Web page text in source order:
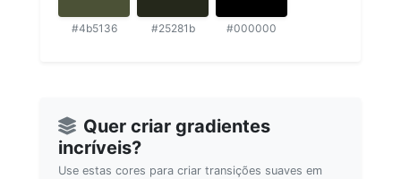
#4b5136 #25281b #000000
Quer criar gradientes
incríveis?
Use estas cores para criar transições suaves em